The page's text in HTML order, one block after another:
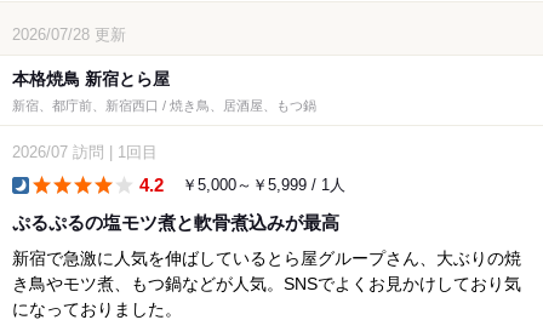
2026/07/28 更新
本格焼鳥 新宿とら屋
新宿、都庁前、新宿西口 / 焼き鳥、居酒屋、もつ鍋
2026/07 訪問 1回目
4.2 ￥5,000～￥5,999 / 1人
ぷるぷるの塩モツ煮と軟骨煮込みが最高
新宿で急激に人気を伸ばしているとら屋グループさん、大ぶりの焼
き鳥やモツ煮、もつ鍋などが人気。SNSでよくお見かけしており気
になっておりました。